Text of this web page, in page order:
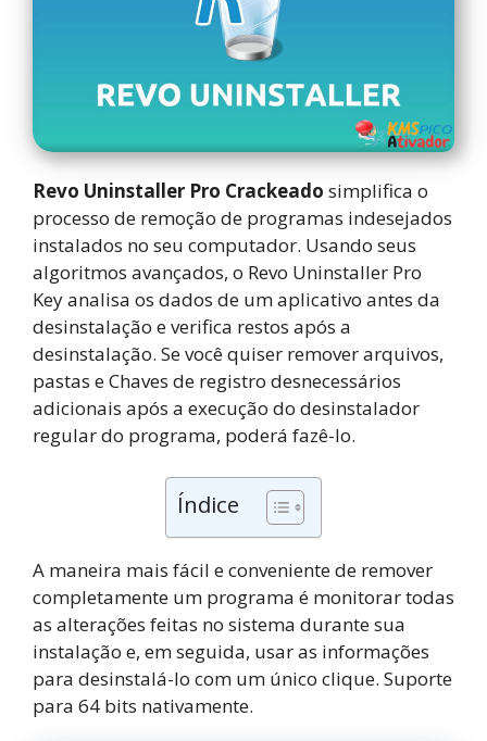
Revo Uninstaller Pro Crackeado simplifica o
processo de remoção de programas indesejados
instalados no seu computador. Usando seus
algoritmos avançados, o Revo Uninstaller Pro
Key analisa os dados de um aplicativo antes da
desinstalação e verifica restos após a
desinstalação. Se você quiser remover arquivos,
pastas e Chaves de registro desnecessários
adicionais após a execução do desinstalador
regular do programa, poderá fazê-lo.
Índice
A maneira mais fácil e conveniente de remover
completamente um programa é monitorar todas
as alterações feitas no sistema durante sua
instalação e, em seguida, usar as informações
para desinstalá-lo com um único clique. Suporte
para 64 bits nativamente.